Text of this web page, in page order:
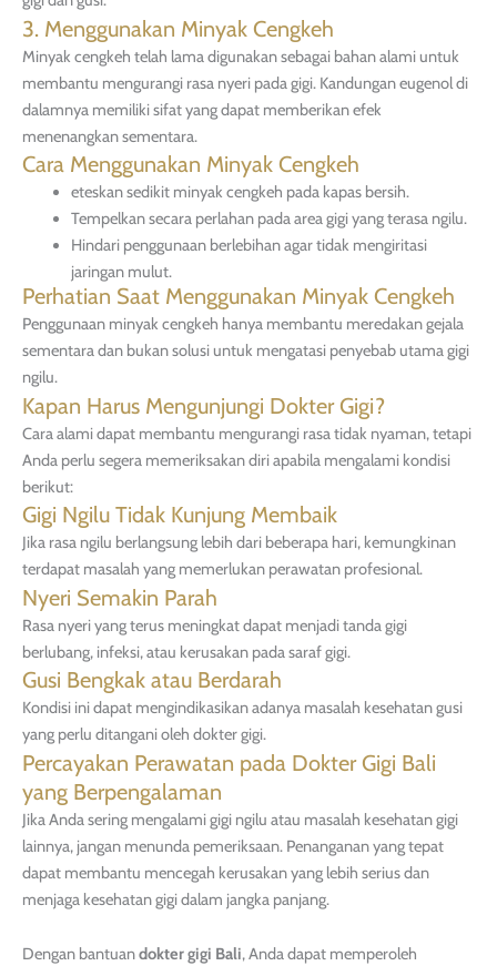
3. Menggunakan Minyak Cengkeh
Minyak cengkeh telah lama digunakan sebagai bahan alami untuk
membantu mengurangi rasa nyeri pada gigi. Kandungan eugenol di
dalamnya memiliki sifat yang dapat memberikan efek
menenangkan sementara.
Cara Menggunakan Minyak Cengkeh
eteskan sedikit minyak cengkeh pada kapas bersih.
Tempelkan secara perlahan pada area gigi yang terasa ngilu.
Hindari penggunaan berlebihan agar tidak mengiritasi
jaringan mulut.
Perhatian Saat Menggunakan Minyak Cengkeh
Penggunaan minyak cengkeh hanya membantu meredakan gejala
sementara dan bukan solusi untuk mengatasi penyebab utama gigi
ngilu.
Kapan Harus Mengunjungi Dokter Gigi?
Cara alami dapat membantu mengurangi rasa tidak nyaman, tetapi
Anda perlu segera memeriksakan diri apabila mengalami kondisi
berikut:
Gigi Ngilu Tidak Kunjung Membaik
Jika rasa ngilu berlangsung lebih dari beberapa hari, kemungkinan
terdapat masalah yang memerlukan perawatan profesional.
Nyeri Semakin Parah
Rasa nyeri yang terus meningkat dapat menjadi tanda gigi
berlubang, infeksi, atau kerusakan pada saraf gigi.
Gusi Bengkak atau Berdarah
Kondisi ini dapat mengindikasikan adanya masalah kesehatan gusi
yang perlu ditangani oleh dokter gigi.
Percayakan Perawatan pada Dokter Gigi Bali
yang Berpengalaman
Jika Anda sering mengalami gigi ngilu atau masalah kesehatan gigi
lainnya, jangan menunda pemeriksaan. Penanganan yang tepat
dapat membantu mencegah kerusakan yang lebih serius dan
menjaga kesehatan gigi dalam jangka panjang.
Dengan bantuandokter gigi Bali, Anda dapat memperoleh